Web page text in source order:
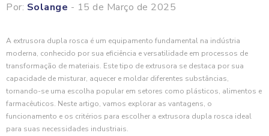
Por: Solange - 15 de Março de 2025
A extrusora dupla rosca é um equipamento fundamental na indústria
moderna, conhecido por sua eficiência e versatilidade em processos de
transformação de materiais. Este tipo de extrusora se destaca por sua
capacidade de misturar, aquecer e moldar diferentes substâncias,
tornando-se uma escolha popular em setores como plásticos, alimentos e
farmacêuticos. Neste artigo, vamos explorar as vantagens, o
funcionamento e os critérios para escolher a extrusora dupla rosca ideal
para suas necessidades industriais.